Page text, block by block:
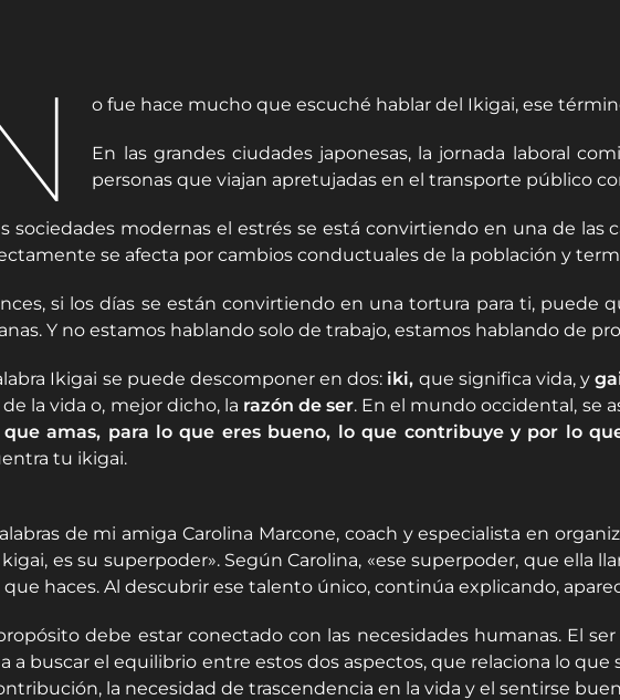
o fue hace mucho que escuché hablar del Ikigai, ese
En las grandes ciudades japonesas, la jornada laboral
personas que viajan apretujadas en el transporte público
sociedades modernas el estrés se está convirtiendo en una de
se afecta por cambios conductuales de la población y
si los días se están convirtiendo en una tortura para ti, puede
Y no estamos hablando solo de trabajo, estamos hablando de
Ikigai se puede descomponer en dos: iki, que significa vida, y
de la vida o, mejor dicho, la razón de ser. En el mundo occidental, se
amas, para lo que eres bueno, lo que contribuye y por lo
tu ikigai.
de mi amiga Carolina Marcone, coach y especialista en
es su superpoder». Según Carolina, «ese superpoder, que ella
que haces. Al descubrir ese talento único, continúa explicando,
debe estar conectado con las necesidades humanas. El
a buscar el equilibrio entre estos dos aspectos, que relaciona lo
la necesidad de trascendencia en la vida y el sentirse